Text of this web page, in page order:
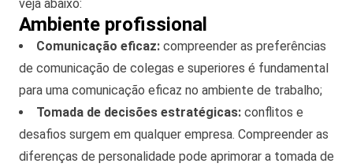
veja abaixo:
Ambiente profissional
Comunicação eficaz: compreender as preferências
de comunicação de colegas e superiores é fundamental
para uma comunicação eficaz no ambiente de trabalho;
Tomada de decisões estratégicas: conflitos e
desafios surgem em qualquer empresa. Compreender as
diferenças de personalidade pode aprimorar a tomada de